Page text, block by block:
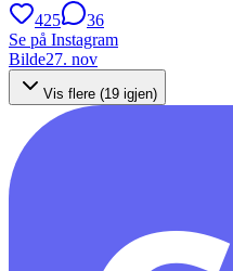
425
36
Se på Instagram
Bilde27. nov
Vis flere (19 igjen)